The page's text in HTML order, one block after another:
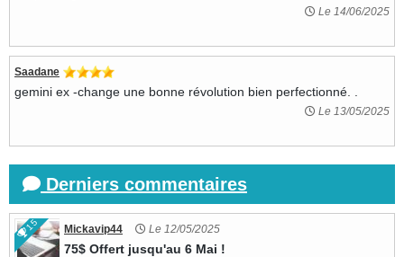
Le 14/06/2025
Saadane
gemini ex -change une bonne révolution bien perfectionné. .
Le 13/05/2025
Derniers commentaires
15 Mickavip44 Le 12/05/2025
75$ Offert jusqu'au 6 Mai !